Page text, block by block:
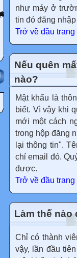
như máy ở
tin đó đăng
Trở về đầu trang
Nếu quên
nào?
Mật khẩu là
biết. Vì vậy khi
mới một cách
trong hộp đăng
lại thông tin".
chỉ email đó.
được.
Trở về đầu trang
Làm thế nào
Chỉ có thành
vậy, lần đầu